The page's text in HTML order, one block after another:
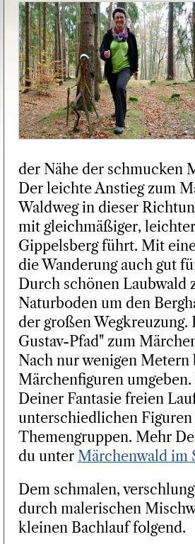
der Nähe der schmucken
Der leichte Anstieg zum
Waldweg in dieser
mit gleichmäßiger,
Gippelsberg führt. Mit
die Wanderung auch gut
Durch schönen Laubwald
Naturboden um den
der großen
Gustav-Pfad" zum
Nach nur wenigen
Märchenfiguren
Deiner Fantasie freien
unterschiedlichen
Themengruppen. Mehr
du unter Märchenwald im
Dem schmalen,
durch malerischen
kleinen Bachlauf folgend.